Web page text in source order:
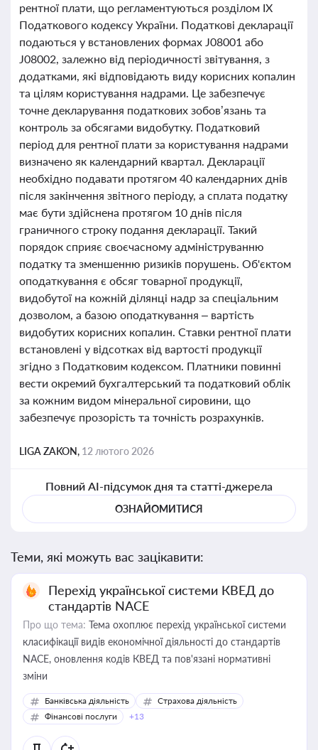
рентної плати, що регламентуються розділом ІХ
Податкового кодексу України. Податкові декларації
подаються у встановлених формах J08001 або
J08002, залежно від періодичності звітування, з
додатками, які відповідають виду корисних копалин
та цілям користування надрами. Це забезпечує
точне декларування податкових зобов’язань та
контроль за обсягами видобутку. Податковий
період для рентної плати за користування надрами
визначено як календарний квартал. Декларації
необхідно подавати протягом 40 календарних днів
після закінчення звітного періоду, а сплата податку
має бути здійснена протягом 10 днів після
граничного строку подання декларації. Такий
порядок сприяє своєчасному адмініструванню
податку та зменшенню ризиків порушень. Об'єктом
оподаткування є обсяг товарної продукції,
видобутої на кожній ділянці надр за спеціальним
дозволом, а базою оподаткування – вартість
видобутих корисних копалин. Ставки рентної плати
встановлені у відсотках від вартості продукції
згідно з Податковим кодексом. Платники повинні
вести окремий бухгалтерський та податковий облік
за кожним видом мінеральної сировини, що
забезпечує прозорість та точність розрахунків.
LIGA ZAKON, 12 лютого 2026
Повний AI-підсумок дня та статті-джерела
ОЗНАЙОМИТИСЯ
Теми, які можуть вас зацікавити:
Перехід української системи КВЕД до
стандартів NACE
Про що тема: Тема охоплює перехід української системи
класифікації видів економічної діяльності до стандартів
NACE, оновлення кодів КВЕД та пов'язані нормативні
зміни
Банківська діяльність
Страхова діяльність
Фінансові послуги
+13